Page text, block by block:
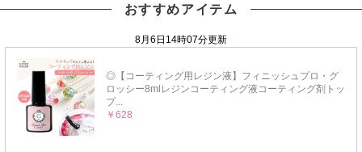
おすすめアイテム